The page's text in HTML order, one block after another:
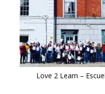
Love 2 Learn –